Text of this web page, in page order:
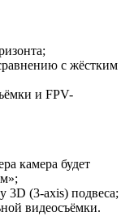
с жёстким
и FPV-
камера будет
3D (3-axis) подвеса;
видеосъёмки.